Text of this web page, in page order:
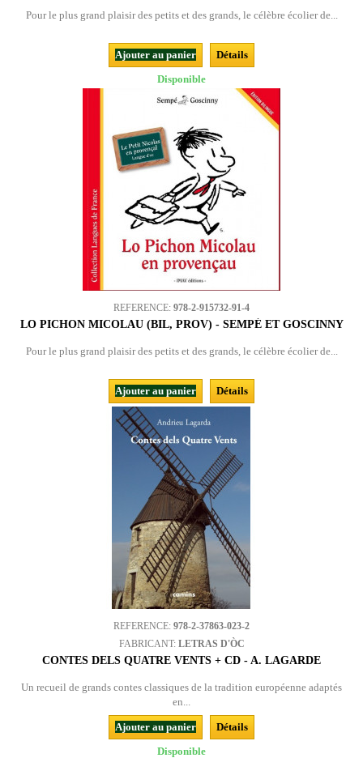
Pour le plus grand plaisir des petits et des grands, le célèbre écolier de...
Ajouter au panier
Détails
Disponible
REFERENCE: 978-2-915732-91-4
LO PICHON MICOLAU (BIL, PROV) - SEMPÉ ET GOSCINNY
Pour le plus grand plaisir des petits et des grands, le célèbre écolier de...
Ajouter au panier Détails
REFERENCE: 978-2-37863-023-2
FABRICANT: LETRAS D'ÒC
CONTES DELS QUATRE VENTS + CD - A. LAGARDE
Un recueil de grands contes classiques de la tradition européenne adaptés
en...
Ajouter au panier
Détails
Disponible